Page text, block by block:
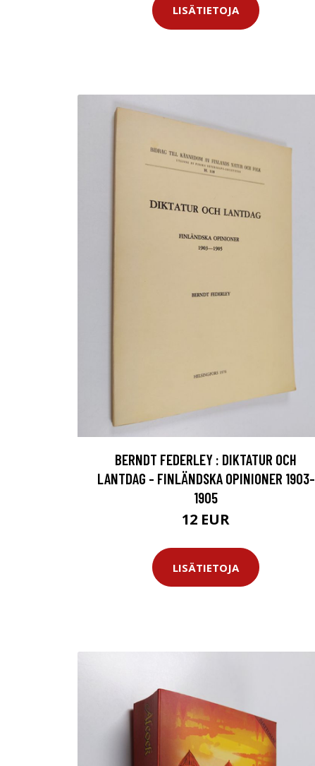
LISÄTIETOJA
BERNDT FEDERLEY : DIKTATUR OCH
LANTDAG - FINLÄNDSKA OPINIONER 1903-
1905
12 EUR
LISÄTIETOJA